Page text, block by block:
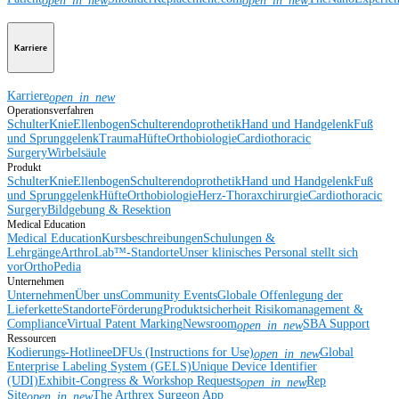
Karriere
Karriereopen_in_new
Operationsverfahren
SchulterKnieEllenbogenSchulterendoprothetikHand und HandgelenkFuß
und SprunggelenkTraumaHüfteOrthobiologieCardiothoracic
SurgeryWirbelsäule
Produkt
SchulterKnieEllenbogenSchulterendoprothetikHand und HandgelenkFuß
und SprunggelenkHüfteOrthobiologieHerz-ThoraxchirurgieCardiothoracic
SurgeryBildgebung & Resektion
Medical Education
Medical EducationKursbeschreibungenSchulungen &
LehrgängeArthroLab™-StandorteUnser klinisches Personal stellt sich
vorOrthoPedia
Unternehmen
UnternehmenÜber unsCommunity EventsGlobale Offenlegung der
LieferketteStandorteFörderungProduktsicherheit Risikomanagement &
ComplianceVirtual Patent MarkingNewsroomopen_in_newSBA Support
Ressourcen
Kodierungs-HotlineeDFUs (Instructions for Use)open_in_newGlobal
Enterprise Labeling System (GELS)Unique Device Identifier
(UDI)Exhibit-Congress & Workshop Requestsopen_in_newRep
Site
The Arthrex Surgeon App